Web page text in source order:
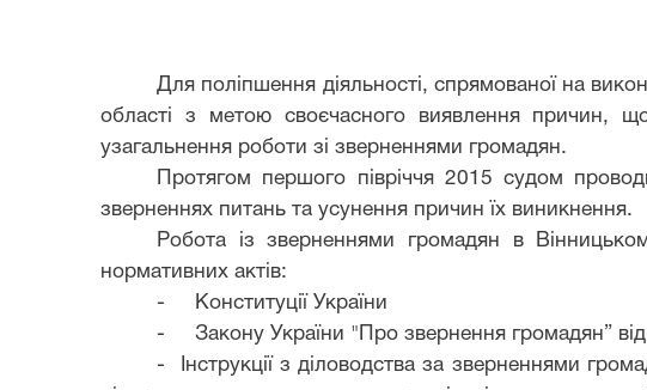
Для поліпшення діяльності, спрямованої на
області з метою своєчасного виявлення причин,
узагальнення роботи зі зверненнями громадян.
Протягом першого півріччя 2015 судом
зверненнях питань та усунення причин їх виникнення.
Робота із зверненнями громадян в
нормативних актів:
-
Конституції України
-
Закону України "Про звернення громадян”
- Інструкції з діловодства за зверненнями